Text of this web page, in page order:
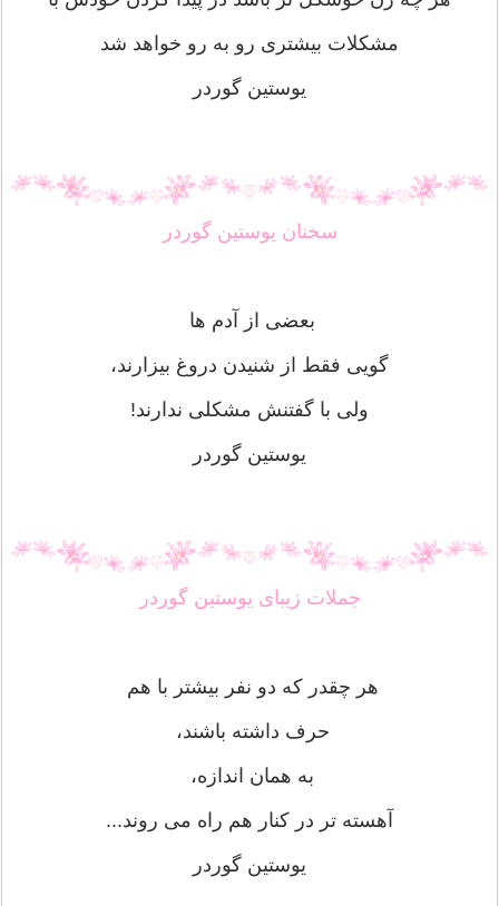
مشکلات بیشتری رو به رو خواهد شد
یوستین گوردر
سخنان یوستین گوردر
بعضی از آدم ها
گویی فقط از شنیدن دروغ بیزارند،
ولی با گفتنش مشکلی ندارند!
یوستین گوردر
جملات زیبای یوستین گوردر
هر چقدر که دو نفر بیشتر با هم
حرف داشته باشند،
به همان اندازه،
آهسته تر در کنار هم راه می روند...
یوستین گوردر